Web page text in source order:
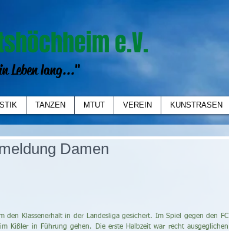
e.V.
Leben lang..."
TANZEN MTUT VEREIN KUNSTRASEN
Damen
den Klassenerhalt in der Landesliga gesichert. Im Spiel gegen den FC
Kißler in Führung gehen. Die erste Halbzeit war recht ausgeglichen